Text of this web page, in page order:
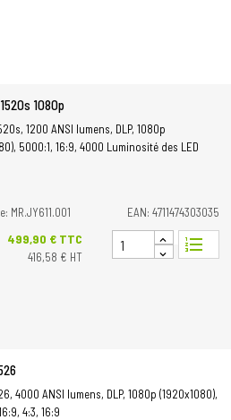
1080p
1200 ANSI lumens, DLP, 1080p
5000:1, 16:9, 4000 Luminosité des LED
MR.JY611.001
EAN: 4711474303035
Prix
499,90 € TTC
416,58 € HT
format_list_numbered
4000 ANSI lumens, DLP, 1080p (1920x1080),
4:3, 16:9